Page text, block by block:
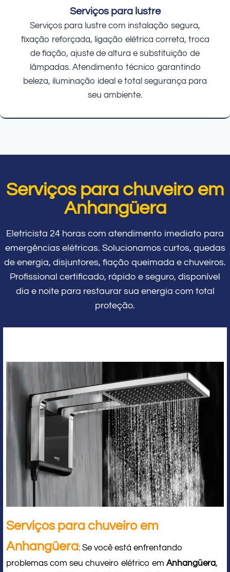
Serviços para lustre
Serviços para lustre com instalação segura,
fixação reforçada, ligação elétrica correta, troca
de fiação, ajuste de altura e substituição de
lâmpadas. Atendimento técnico garantindo
beleza, iluminação ideal e total segurança para
seu ambiente.
Serviços para chuveiro em
Anhangüera
Eletricista 24 horas com atendimento imediato para
emergências elétricas. Solucionamos curtos, quedas
de energia, disjuntores, fiação queimada e chuveiros.
Profissional certificado, rápido e seguro, disponível
dia e noite para restaurar sua energia com total
proteção.
Serviços para chuveiro em
Anhangüera: Se você está enfrentando
problemas com seu chuveiro elétrico em Anhangüera,